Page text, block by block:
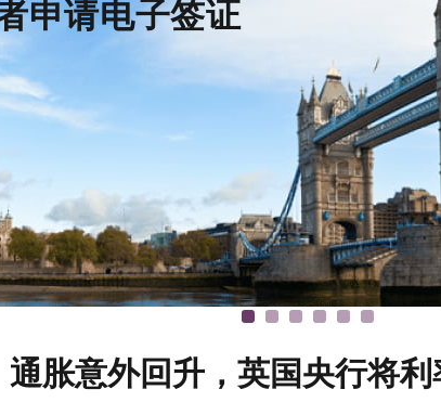
申请电子签证
通胀意外回升，英国央行将